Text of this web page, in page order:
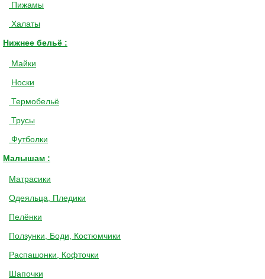
Пижамы
Халаты
Нижнее бельё :
Майки
Носки
Термобельё
Трусы
Футболки
Малышам :
Матрасики
Одеяльца, Пледики
Пелёнки
Ползунки, Боди, Костюмчики
Распашонки, Кофточки
Шапочки